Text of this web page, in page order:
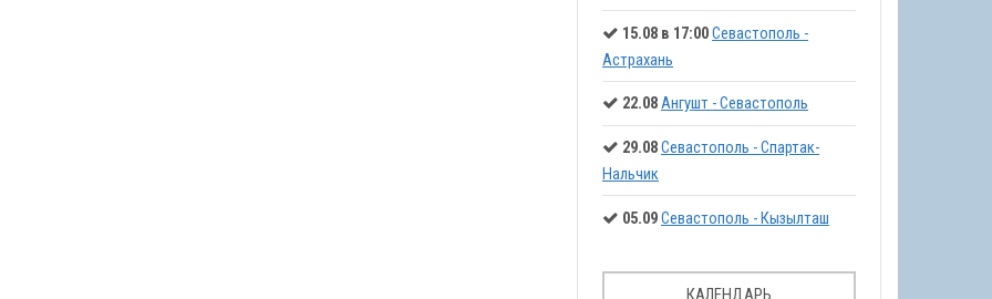
15.08 в 17:00Севастополь -
Астрахань
22.08Ангушт - Севастополь
29.08Севастополь - Спартак-
Нальчик
05.09Севастополь - Кызылташ
КАЛЕНДАРЬ